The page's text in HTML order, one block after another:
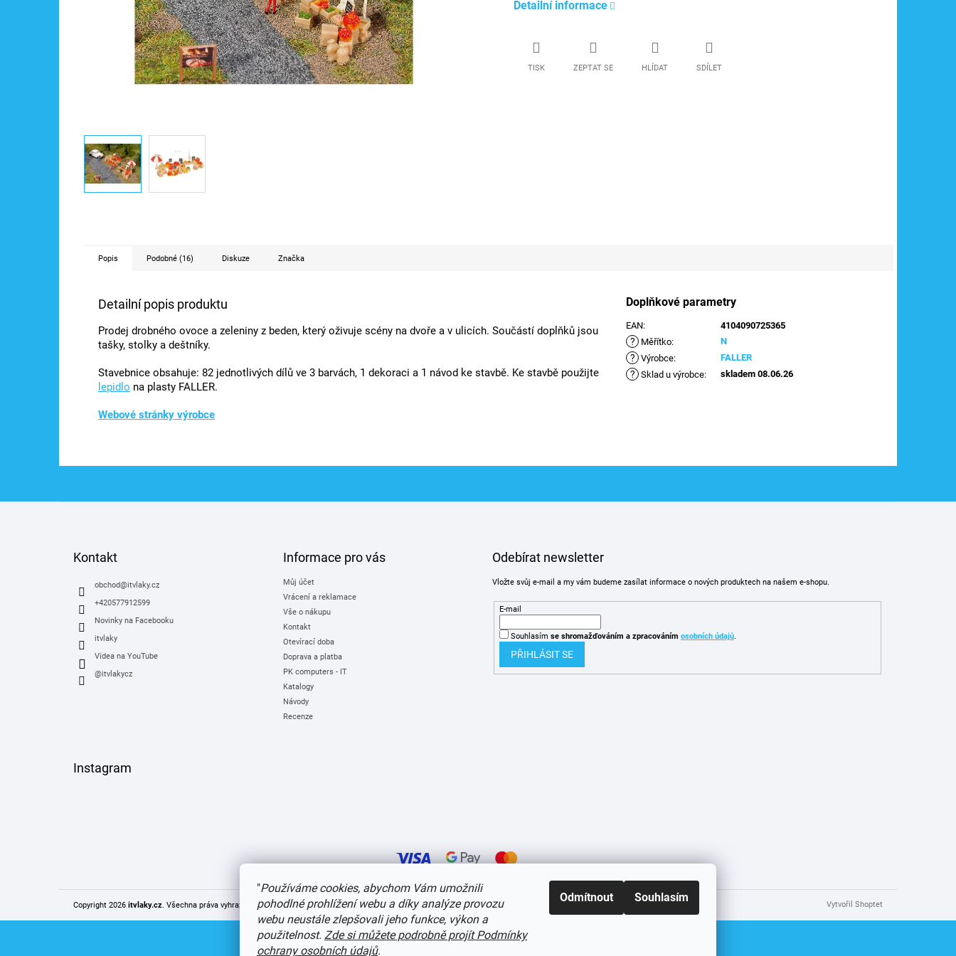
"Používáme cookies, abychom Vám umožnili
pohodlné prohlížení webu a díky analýze provozu
webu neustále zlepšovali jeho funkce, výkon a
použitelnost. Zde si můžete podrobně projít Podmínky
ochrany osobních údajů.
Odmítnout Souhlasím
Detailní informace
TISK ZEPTAT SE HLÍDAT SDÍLET
Popis Podobné (16) Diskuze Značka
Detailní popis produktu
Prodej drobného ovoce a zeleniny z beden, který oživuje scény na dvoře a v ulicích. Součástí doplňků jsou
tašky, stolky a deštníky.
Stavebnice obsahuje: 82 jednotlivých dílů ve 3 barvách, 1 dekoraci a 1 návod ke stavbě. Ke stavbě použijte
lepidlo na plasty FALLER.
Webové stránky výrobce
Doplňkové parametry
EAN: 4104090725365
? Měřítko: N
? Výrobce: FALLER
? Sklad u výrobce: skladem 08.06.26
Kontakt
obchod@itvlaky.cz
+420577912599
Novinky na Facebooku
itvlaky
Videa na YouTube
@itvlakycz
Informace pro vás
Můj účet
Vrácení a reklamace
Vše o nákupu
Kontakt
Otevírací doba
Doprava a platba
PK computers - IT
Katalogy
Návody
Recenze
Odebírat newsletter
Vložte svůj e-mail a my vám budeme zasílat informace o nových produktech na našem e-shopu.
E-mail
Souhlasím se shromažďováním a zpracováním osobních údajů.
PŘIHLÁSIT SE
Instagram
Vytvořil Shoptet
Copyright 2026 itvlaky.cz . Všechna práva vyhrazena.Upravit nastavení cookies